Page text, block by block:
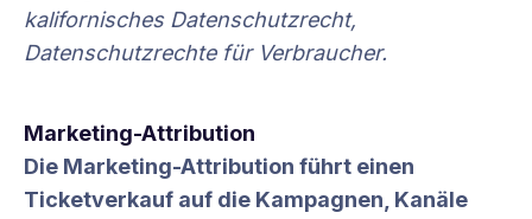
kalifornisches Datenschutzrecht,
Datenschutzrechte für Verbraucher.
Marketing-Attribution
Die Marketing-Attribution führt einen
Ticketverkauf auf die Kampagnen, Kanäle